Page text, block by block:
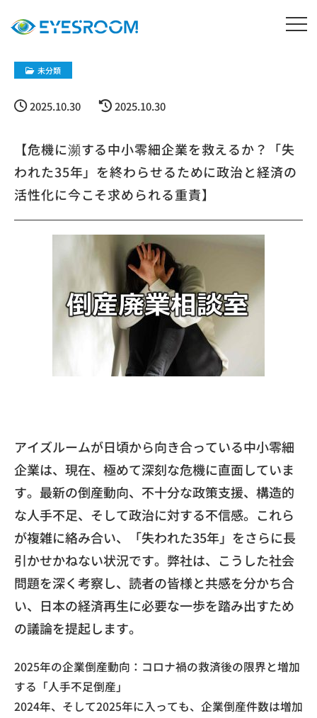
未分類
2025.10.30 2025.10.30
【危機に瀕する中小零細企業を救えるか？「失
われた35年」を終わらせるために政治と経済の
活性化に今こそ求められる重責】
アイズルームが日頃から向き合っている中小零細
企業は、現在、極めて深刻な危機に直面していま
す。最新の倒産動向、不十分な政策支援、構造的
な人手不足、そして政治に対する不信感。これら
が複雑に絡み合い、「失われた35年」をさらに長
引かせかねない状況です。弊社は、こうした社会
問題を深く考察し、読者の皆様と共感を分かち合
い、日本の経済再生に必要な一歩を踏み出すため
の議論を提起します。
2025年の企業倒産動向：コロナ禍の救済後の限界と増加
する「人手不足倒産」
2024年、そして2025年に入っても、企業倒産件数は増加